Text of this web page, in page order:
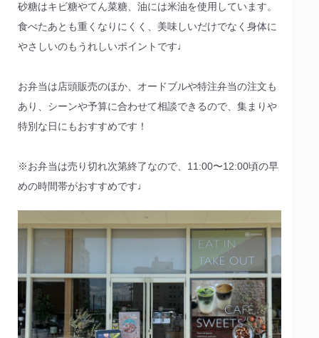
砂糖はキビ糖やてん菜糖、油には米油を使用しています。
食べたあとも重くなりにくく、美味しいだけでなく身体に
やさしいのもうれしいポイントです♩
お弁当は店頭販売のほか、オードブルや特注弁当の注文も
あり、シーンや予算に合わせて相談できるので、集まりや
特別な日にもおすすめです！
※お弁当は売り切れ次第終了なので、11:00〜12:00頃の早
めの時間帯がおすすめです♩